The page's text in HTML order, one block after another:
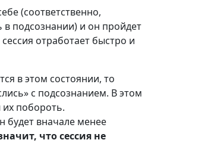
(соответственно,
в подсознании) и он пройдет
отработает быстро и
в этом состоянии, то
с подсознанием. В этом
побороть.
будет вначале менее
что сессия не